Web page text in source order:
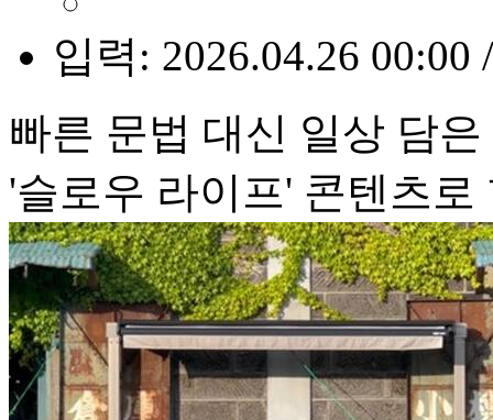
입력: 2026.04.26 00:00
빠른 문법 대신 일상 담
'슬로우 라이프' 콘텐츠로